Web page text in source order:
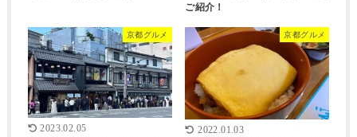
ご紹介！
京都グルメ
2023.02.05
京都グルメ
2022.01.03